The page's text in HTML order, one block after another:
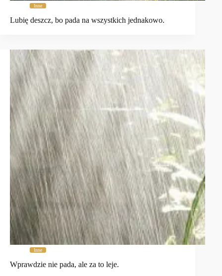
Inne
Lubię deszcz, bo pada na wszystkich jednakowo.
Inne
Wprawdzie nie pada, ale za to leje.